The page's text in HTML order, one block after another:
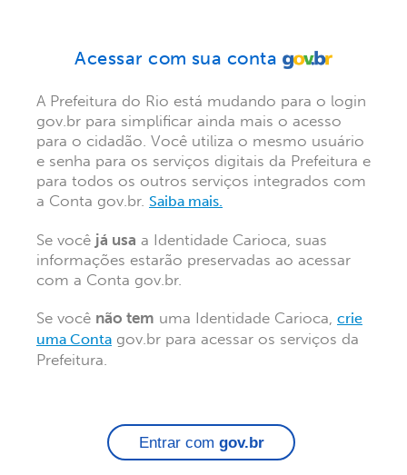
Acessar com sua conta
A Prefeitura do Rio está mudando para o login
gov.br para simplificar ainda mais o acesso
para o cidadão. Você utiliza o mesmo usuário
e senha para os serviços digitais da Prefeitura e
para todos os outros serviços integrados com
a Conta gov.br. Saiba mais.
Se você já usa a Identidade Carioca, suas
informações estarão preservadas ao acessar
com a Conta gov.br.
Se você não tem uma Identidade Carioca, crie
uma Conta gov.br para acessar os serviços da
Prefeitura.
Entrar com gov.br